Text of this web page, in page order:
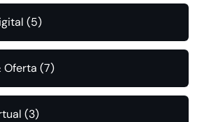
(5)
Oferta (7)
(3)